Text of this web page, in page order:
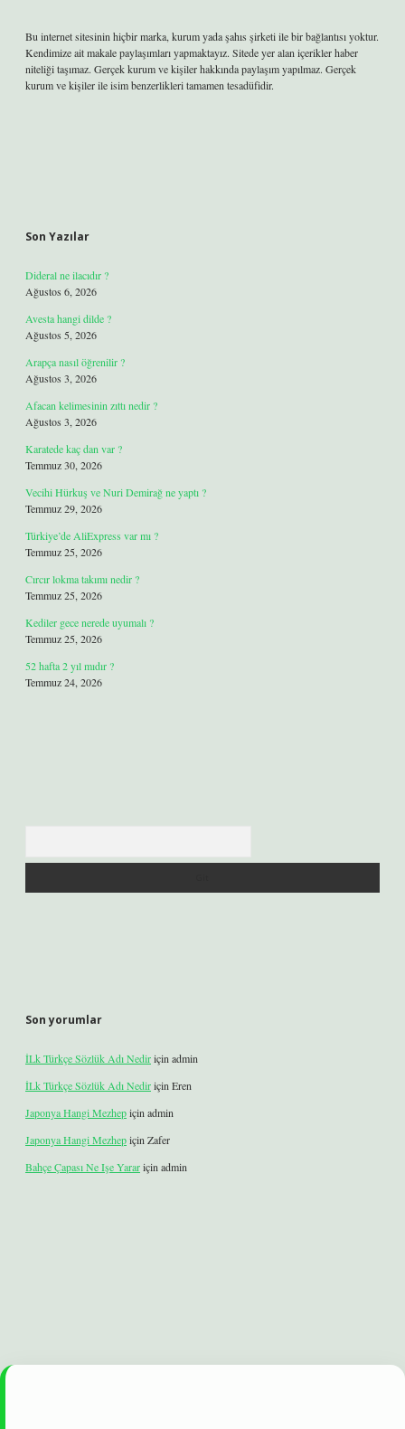
Bu internet sitesinin hiçbir marka, kurum yada şahıs şirketi ile bir bağlantısı yoktur.
Kendimize ait makale paylaşımları yapmaktayız. Sitede yer alan içerikler haber
niteliği taşımaz. Gerçek kurum ve kişiler hakkında paylaşım yapılmaz. Gerçek
kurum ve kişiler ile isim benzerlikleri tamamen tesadüfidir.
Son Yazılar
Dideral ne ilacıdır ?
Ağustos 6, 2026
Avesta hangi dilde ?
Ağustos 5, 2026
Arapça nasıl öğrenilir ?
Ağustos 3, 2026
Afacan kelimesinin zıttı nedir ?
Ağustos 3, 2026
Karatede kaç dan var ?
Temmuz 30, 2026
Vecihi Hürkuş ve Nuri Demirağ ne yaptı ?
Temmuz 29, 2026
Türkiye’de AliExpress var mı ?
Temmuz 25, 2026
Cırcır lokma takımı nedir ?
Temmuz 25, 2026
Kediler gece nerede uyumalı ?
Temmuz 25, 2026
52 hafta 2 yıl mıdır ?
Temmuz 24, 2026
Son yorumlar
İLk Türkçe Sözlük Adı Nediriçin admin
İLk Türkçe Sözlük Adı Nediriçin Eren
Japonya Hangi Mezhepiçin admin
Japonya Hangi Mezhepiçin Zafer
Bahçe Çapası Ne Işe Yarariçin admin